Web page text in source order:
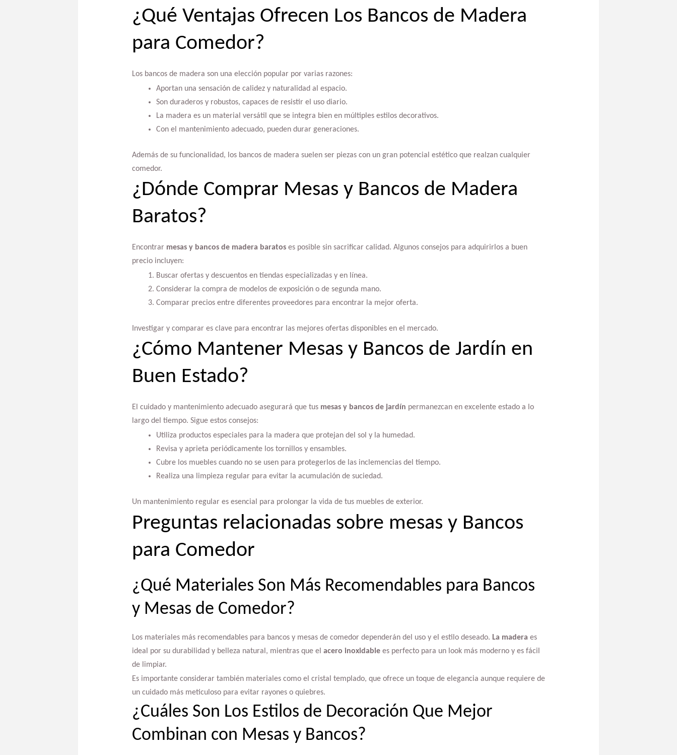
¿Qué Ventajas Ofrecen Los Bancos de Madera
para Comedor?
Los bancos de madera son una elección popular por varias razones:
Aportan una sensación de calidez y naturalidad al espacio.
Son duraderos y robustos, capaces de resistir el uso diario.
La madera es un material versátil que se integra bien en múltiples estilos decorativos.
Con el mantenimiento adecuado, pueden durar generaciones.
Además de su funcionalidad, los bancos de madera suelen ser piezas con un gran potencial estético que realzan cualquier
comedor.
¿Dónde Comprar Mesas y Bancos de Madera
Baratos?
Encontrar mesas y bancos de madera baratoses posible sin sacrificar calidad. Algunos consejos para adquirirlos a buen
precio incluyen:
Buscar ofertas y descuentos en tiendas especializadas y en línea.
Considerar la compra de modelos de exposición o de segunda mano.
Comparar precios entre diferentes proveedores para encontrar la mejor oferta.
Investigar y comparar es clave para encontrar las mejores ofertas disponibles en el mercado.
¿Cómo Mantener Mesas y Bancos de Jardín en
Buen Estado?
El cuidado y mantenimiento adecuado asegurará que tus mesas y bancos de jardín permanezcan en excelente estado a lo
largo del tiempo. Sigue estos consejos:
Utiliza productos especiales para la madera que protejan del sol y la humedad.
Revisa y aprieta periódicamente los tornillos y ensambles.
Cubre los muebles cuando no se usen para protegerlos de las inclemencias del tiempo.
Realiza una limpieza regular para evitar la acumulación de suciedad.
Un mantenimiento regular es esencial para prolongar la vida de tus muebles de exterior.
Preguntas relacionadas sobre mesas y Bancos
para Comedor
¿Qué Materiales Son Más Recomendables para Bancos
y Mesas de Comedor?
Los materiales más recomendables para bancos y mesas de comedor dependerán del uso y el estilo deseado. La madera es
ideal por su durabilidad y belleza natural, mientras que el acero inoxidablees perfecto para un look más moderno y es fácil
de limpiar.
Es importante considerar también materiales como el cristal templado, que ofrece un toque de elegancia aunque requiere de
un cuidado más meticuloso para evitar rayones o quiebres.
¿Cuáles Son Los Estilos de Decoración Que Mejor
Combinan con Mesas y Bancos?